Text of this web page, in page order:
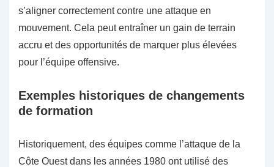
s’aligner correctement contre une attaque en
mouvement. Cela peut entraîner un gain de terrain
accru et des opportunités de marquer plus élevées
pour l’équipe offensive.
Exemples historiques de changements
de formation
Historiquement, des équipes comme l’attaque de la
Côte Ouest dans les années 1980 ont utilisé des